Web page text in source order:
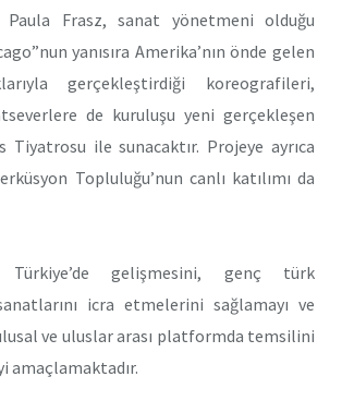
Paula Frasz, sanat yönetmeni olduğu
yanısıra Amerika’nın önde gelen
gerçekleştirdiği koreografileri,
de kuruluşu yeni gerçekleşen
Tiyatrosu ile sunacaktır. Projeye ayrıca
Topluluğu’nun canlı katılımı da
Türkiye’de gelişmesini, genç türk
icra etmelerini sağlamayı ve
ve uluslar arası platformda temsilini
amaçlamaktadır.